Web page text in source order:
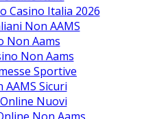
Casino Italia 2026
Non AAMS
Non Aams
Non Aams
Sportive
AAMS Sicuri
Nuovi